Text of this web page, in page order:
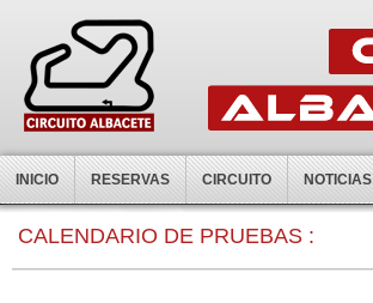
INICIO RESERVAS CIRCUITO NOTICIAS
CALENDARIO DE PRUEBAS :